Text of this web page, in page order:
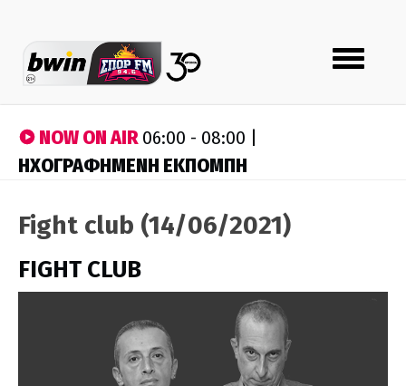
Toggle
navigation
NOW ON AIR06:00 - 08:00 |
ΗΧΟΓΡΑΦΗΜΕΝΗ ΕΚΠΟΜΠΗ
Fight club (14/06/2021)
FIGHT CLUB